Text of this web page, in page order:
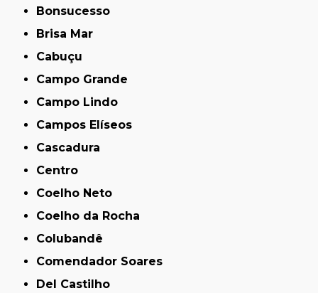
Bonsucesso
Brisa Mar
Cabuçu
Campo Grande
Campo Lindo
Campos Elíseos
Cascadura
Centro
Coelho Neto
Coelho da Rocha
Colubandê
Comendador Soares
Del Castilho